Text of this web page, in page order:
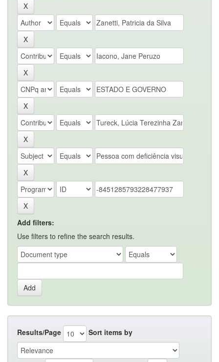
Add filters:
Use filters to refine the search results.
Results/Page Sort items by